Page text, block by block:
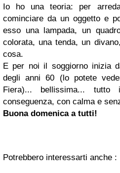
Io ho una teoria: per
cominciare da un oggetto e
esso una lampada, un
colorata, una tenda, un
cosa.
E per noi il soggiorno inizia
degli anni 60 (lo potete
Fiera)... bellissima...
conseguenza, con calma e
Buona domenica a tutti!
Potrebbero interessarti anche :